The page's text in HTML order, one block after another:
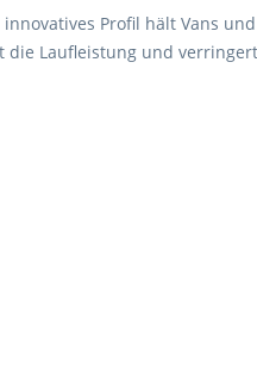
Profil hält Vans
Laufleistung und